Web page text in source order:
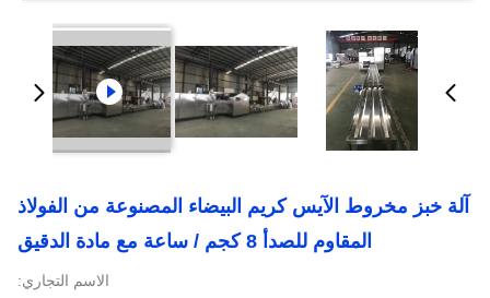
آلة خبز مخروط الآيس كريم البيضاء المصنوعة من الفولاذ
المقاوم للصدأ 8 كجم / ساعة مع مادة الدقيق
الاسم التجاري: